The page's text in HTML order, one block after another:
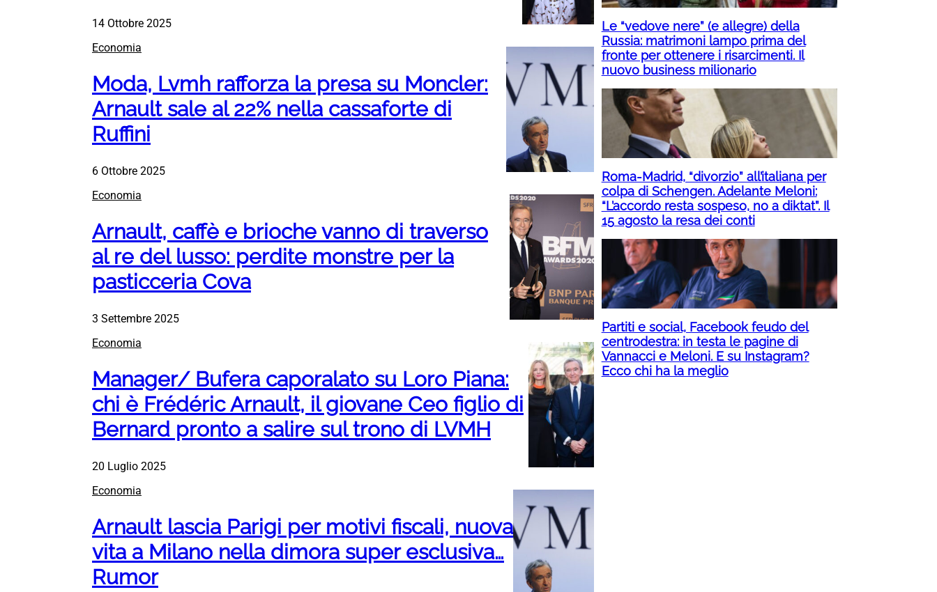
14 Ottobre 2025
Economia
Moda, Lvmh rafforza la presa su Moncler:
Arnault sale al 22% nella cassaforte di
Ruffini
6 Ottobre 2025
Economia
Arnault, caffè e brioche vanno di traverso
al re del lusso: perdite monstre per la
pasticceria Cova
3 Settembre 2025
Economia
Manager/ Bufera caporalato su Loro Piana:
chi è Frédéric Arnault, il giovane Ceo figlio di
Bernard pronto a salire sul trono di LVMH
20 Luglio 2025
Economia
Arnault lascia Parigi per motivi fiscali, nuova
vita a Milano nella dimora super esclusiva…
Rumor
Le “vedove nere” (e allegre) della
Russia: matrimoni lampo prima del
fronte per ottenere i risarcimenti. Il
nuovo business milionario
Roma-Madrid, “divorzio” all’italiana per
colpa di Schengen. Adelante Meloni:
“L’accordo resta sospeso, no a diktat”. Il
15 agosto la resa dei conti
Partiti e social, Facebook feudo del
centrodestra: in testa le pagine di
Vannacci e Meloni. E su Instagram?
Ecco chi ha la meglio